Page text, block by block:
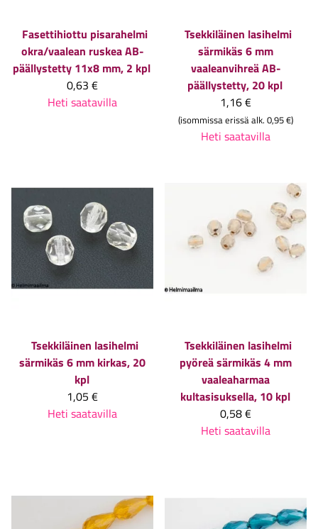
Fasettihiottu pisarahelmi
okra/vaalean ruskea AB-
päällystetty 11x8 mm, 2 kpl
0,63 €
Heti saatavilla
Tsekkiläinen lasihelmi
särmikäs 6 mm
vaaleanvihreä AB-
päällystetty, 20 kpl
1,16 €
(isommissa erissä alk. 0,95 €)
Heti saatavilla
Tsekkiläinen lasihelmi
särmikäs 6 mm kirkas, 20
kpl
1,05 €
Heti saatavilla
Tsekkiläinen lasihelmi
pyöreä särmikäs 4 mm
vaaleaharmaa
kultasisuksella, 10 kpl
0,58 €
Heti saatavilla